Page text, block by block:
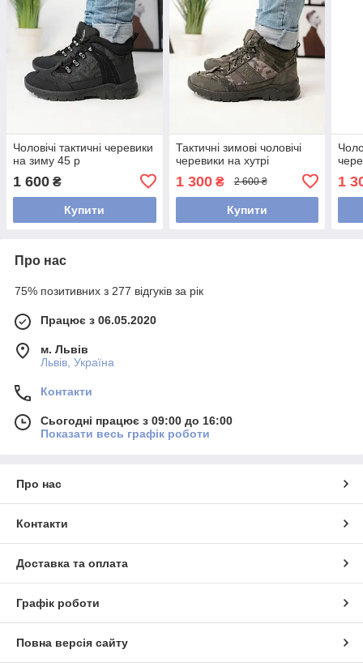
Чоловічі тактичні черевики
на зиму 45 р
1 600 ₴
Купити
Тактичні зимові чоловічі
черевики на хутрі
1 300₴ 2 600 ₴
Купити
1
Про нас
75% позитивних з 277 відгуків за рік
Працює з 06.05.2020
м. Львів
Львів, Україна
Контакти
Сьогодні працює з 09:00 до 16:00
Показати весь графік роботи
Про нас
Контакти
Доставка та оплата
Графік роботи
Повна версія сайту